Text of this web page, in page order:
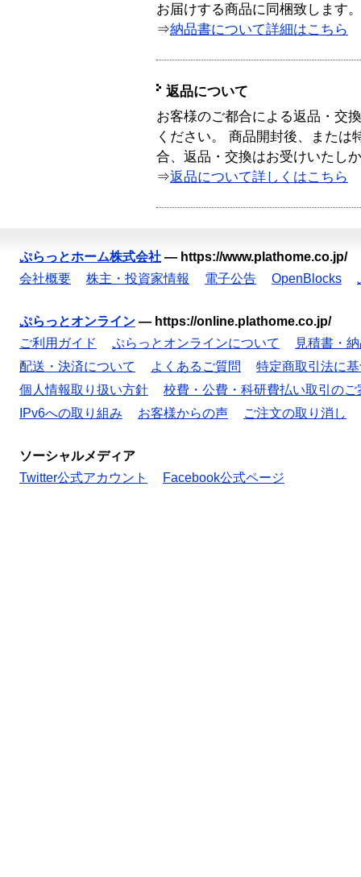
お届けする商品に同梱致します。
⇒納品書について詳細はこちら
返品について
お客様のご都合による返品・交
ください。 商品開封後、または
合、返品・交換はお受けいたし
⇒返品について詳しくはこちら
ぷらっとホーム株式会社 — https://www.plathome.co.jp/
会社概要
株主・投資家情報 電子公告 OpenBlocks
ぷらっとオンライン — https://online.plathome.co.jp/
ご利用ガイド
ぷらっとオンラインについて
見積書・
配送・決済について
よくあるご質問
特定商取引法に
個人情報取り扱い方針
校費・公費・科研費払い取引のご
IPv6への取り組み
お客様からの声 ご注文の取り消し
ソーシャルメディア
Twitter公式アカウント
Facebook公式ページ